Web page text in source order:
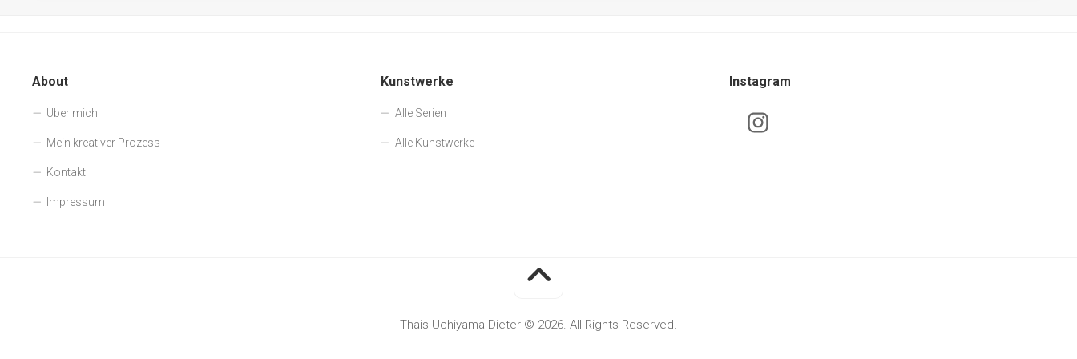
About
Über mich
Mein kreativer Prozess
Kontakt
Impressum
Kunstwerke
Alle Serien
Alle Kunstwerke
Instagram
Thais Uchiyama Dieter © 2026. All Rights Reserved.